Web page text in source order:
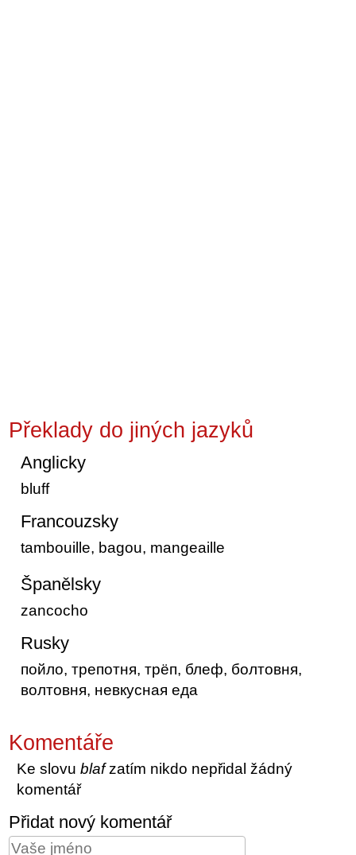
Překlady do jiných jazyků
Anglicky
bluff
Francouzsky
tambouille, bagou, mangeaille
Španělsky
zancocho
Rusky
пойло, трепотня, трёп, блеф, болтовня,
волтовня, невкусная еда
Komentáře
Ke slovublafzatím nikdo nepřidal žádný
komentář
Přidat nový komentář